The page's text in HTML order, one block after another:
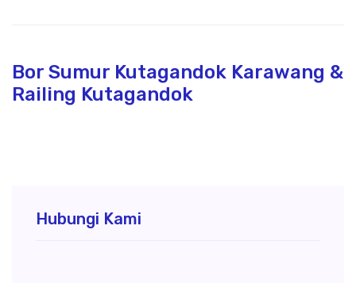
Bor Sumur Kutagandok Karawang &
Railing Kutagandok
Hubungi Kami